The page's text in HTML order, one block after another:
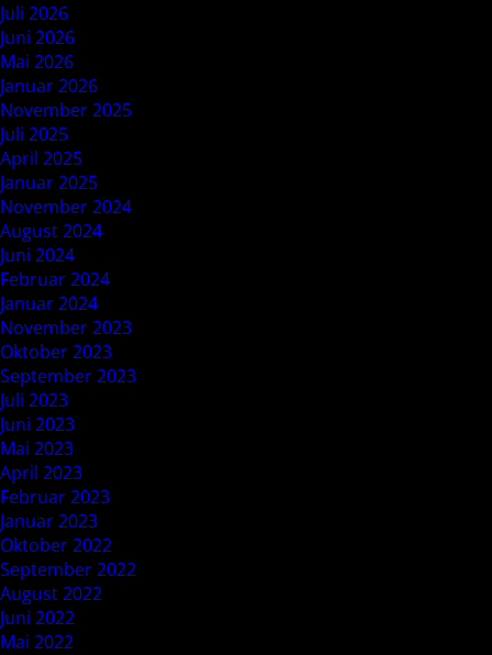
Juli 2026
Juni 2026
Mai 2026
Januar 2026
November 2025
Juli 2025
April 2025
Januar 2025
November 2024
August 2024
Juni 2024
Februar 2024
Januar 2024
November 2023
Oktober 2023
September 2023
Juli 2023
Juni 2023
Mai 2023
April 2023
Februar 2023
Januar 2023
Oktober 2022
September 2022
August 2022
Juni 2022
Mai 2022